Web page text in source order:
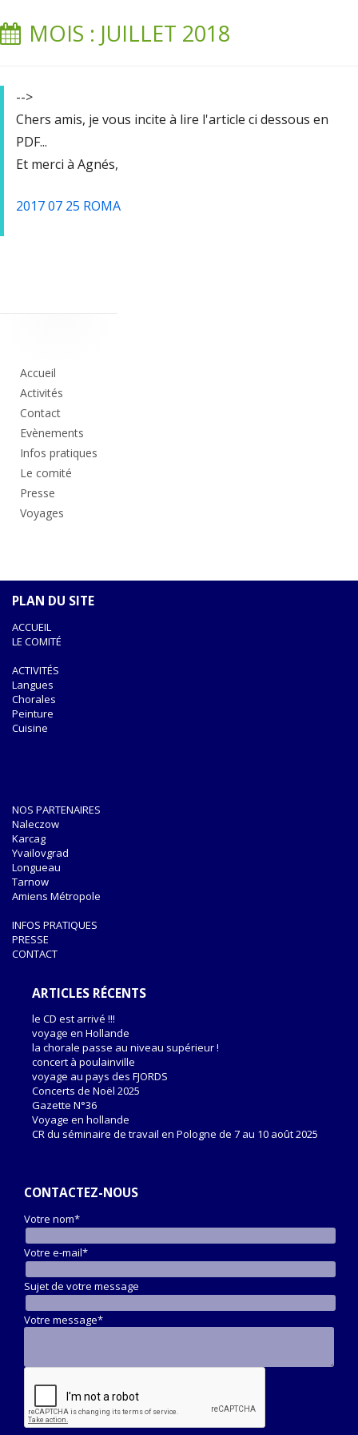
MOIS : JUILLET 2018
-->
Chers amis, je vous incite à lire l'article ci dessous en
PDF...
Et merci à Agnés,
2017 07 25 ROMA
principale
Accueil
Activités
Contact
Evènements
Infos pratiques
Le comité
Presse
Voyages
PLAN DU SITE
ACCUEIL
LE COMITÉ
ACTIVITÉS
Langues
Chorales
Peinture
Cuisine
NOS PARTENAIRES
Naleczow
Karcag
Yvailovgrad
Longueau
Tarnow
Amiens Métropole
INFOS PRATIQUES
PRESSE
CONTACT
ARTICLES RÉCENTS
le CD est arrivé !!!
voyage en Hollande
la chorale passe au niveau supérieur !
concert à poulainville
voyage au pays des FJORDS
Concerts de Noël 2025
Gazette N°36
Voyage en hollande
CR du séminaire de travail en Pologne de 7 au 10 août 2025
CONTACTEZ-NOUS
Votre nom*
Votre e-mail*
Sujet de votre message
Votre message*